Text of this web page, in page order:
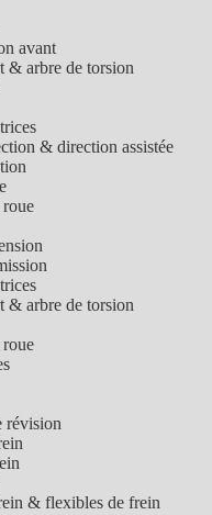
avant
& arbre de torsion
& direction assistée
& arbre de torsion
révision
& flexibles de frein